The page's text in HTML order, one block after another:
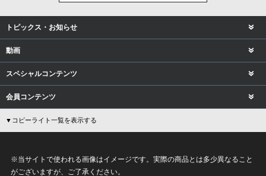
トピックス・お知らせ
動画
スペシャルコンテンツ
会員コンテンツ
▼コピーライト一覧を表示する
※当サイトで使われる画像はイメージです。実際の商品とは多少異なること
がございますが、ご了承ください。